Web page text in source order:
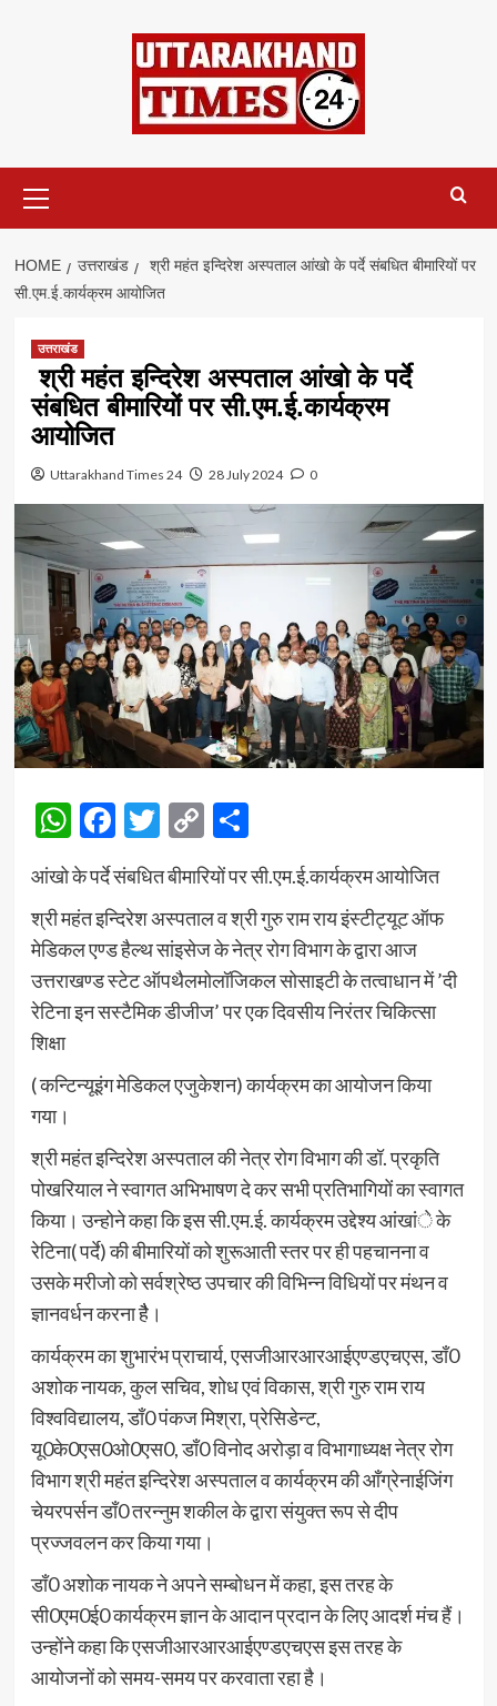
Menu
HOME उत्तराखंड
श्री महंत इन्दिरेश अस्पताल आंखो के पर्दे संबधित बीमारियों पर
सी.एम.ई.कार्यक्रम आयोजित
उत्तराखंड
श्री महंत इन्दिरेश अस्पताल आंखो के पर्दे
संबधित बीमारियों पर सी.एम.ई.कार्यक्रम
आयोजित
Uttarakhand Times 24 28 July 2024 0
WhatsApp
Facebook
Twitter
Copy
Link
Share
आंखो के पर्दे संबधित बीमारियों पर सी.एम.ई.कार्यक्रम आयोजित
श्री महंत इन्दिरेश अस्पताल व श्री गुरु राम राय इंस्टीट्यूट ऑफ
मेडिकल एण्ड हैल्थ सांइसेज के नेत्र रोग विभाग के द्वारा आज
उत्तराखण्ड स्टेट ऑपथैलमोलॉजिकल सोसाइटी के तत्वाधान में ’दी
रेटिना इन सस्टैमिक डीजीज’ पर एक दिवसीय निरंतर चिकित्सा
शिक्षा
( कन्टिन्यूइंग मेडिकल एजुकेशन) कार्यक्रम का आयोजन किया
गया।
श्री महंत इन्दिरेश अस्पताल की नेत्र रोग विभाग की डॉ. प्रकृति
पोखरियाल ने स्वागत अभिभाषण दे कर सभी प्रतिभागियों का स्वागत
किया। उन्होने कहा कि इस सी.एम.ई. कार्यक्रम उद्देश्य आंखांे के
रेटिना( पर्दे) की बीमारियों को शुरूआती स्तर पर ही पहचानना व
उसके मरीजो को सर्वश्रेष्ठ उपचार की विभिन्न विधियों पर मंथन व
ज्ञानवर्धन करना हैै।
कार्यक्रम का शुभारंभ प्राचार्य, एसजीआरआरआईएण्डएचएस, डॉं0
अशोक नायक, कुल सचिव, शोध एवं विकास, श्री गुरु राम राय
विश्वविद्यालय, डॉं0 पंकज मिश्रा, प्रेसिडेन्ट,
यू0के0एस0ओ0एस0, डॉं0 विनोद अरोड़ा व विभागाध्यक्ष नेत्र रोग
विभाग श्री महंत इन्दिरेश अस्पताल व कार्यक्रम की आँग्रेनाईजिंग
चेयरपर्सन डॉं0 तरन्नुम शकील के द्वारा संयुक्त रूप से दीप
प्रज्जवलन कर किया गया।
डॉं0 अशोक नायक ने अपने सम्बोधन में कहा, इस तरह के
सी0एम0ई0 कार्यक्रम ज्ञान के आदान प्रदान के लिए आदर्श मंच हैं।
उन्होंने कहा कि एसजीआरआरआईएण्डएचएस इस तरह के
आयोजनों को समय-समय पर करवाता रहा है।